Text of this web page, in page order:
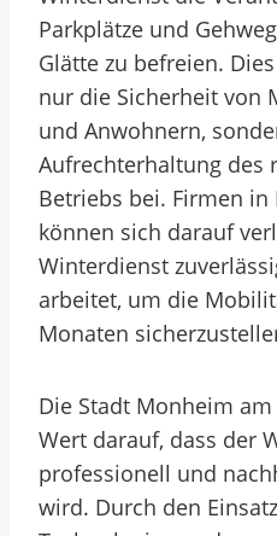
Parkplätze und
Glätte zu befreien.
nur die Sicherheit von
und Anwohnern,
Aufrechterhaltung des
Betriebs bei. Firmen
können sich darauf
Winterdienst
arbeitet, um die
Monaten
Die Stadt Monheim
Wert darauf, dass der
professionell und
wird. Durch den